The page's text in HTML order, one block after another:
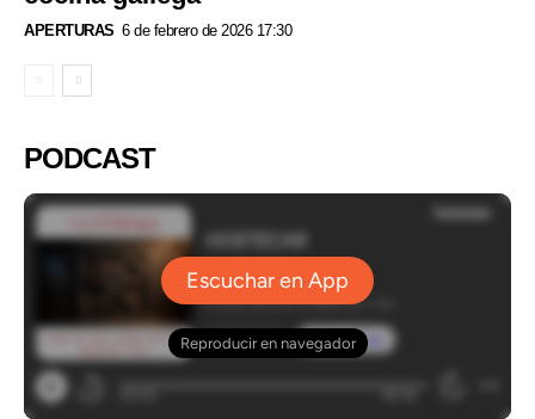
APERTURAS 6 de febrero de 2026 17:30
PODCAST